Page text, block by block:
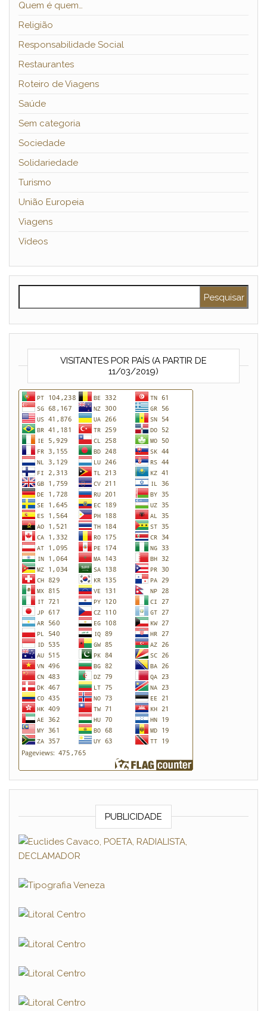
Quem é quem…
Religião
Responsabilidade Social
Restaurantes
Roteiro de Viagens
Saúde
Sem categoria
Sociedade
Solidariedade
Turismo
União Europeia
Viagens
Vídeos
VISITANTES POR PAÍS (A PARTIR DE
11/03/2019)
PUBLICIDADE